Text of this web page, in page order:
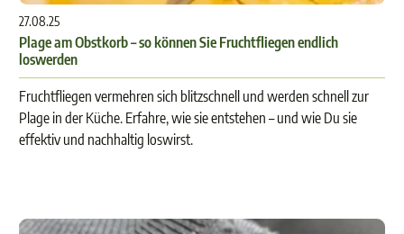
27.08.25
Plage am Obstkorb – so können Sie Fruchtfliegen endlich
loswerden
Fruchtfliegen vermehren sich blitzschnell und werden schnell zur
Plage in der Küche. Erfahre, wie sie entstehen – und wie Du sie
effektiv und nachhaltig loswirst.